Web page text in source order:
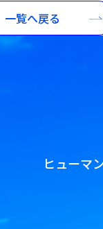
一覧へ戻る
ヒューマ